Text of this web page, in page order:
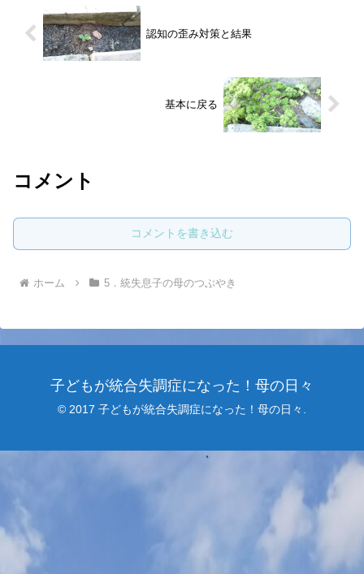
認知の歪み対策と結果
基本に戻る
コメント
コメントを書き込む
ホーム 5．統失息子の母のつぶやき
子どもが統合失調症になった！母の日々
© 2017 子どもが統合失調症になった！母の日々.